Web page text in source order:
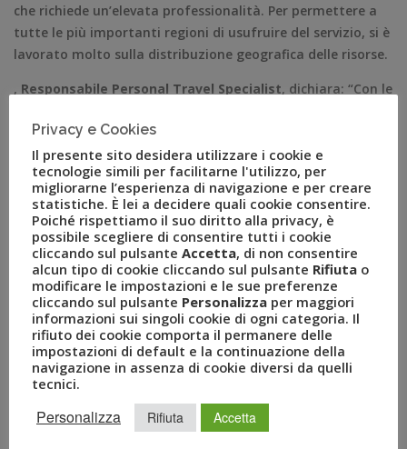
che richiede un’elevata professionalità. Per permettere a
tutte le più importanti regioni di usufruire del servizio, si è
lavorato molto sulla distribuzione geografica delle risorse.
, Responsabile Personal Travel Specialist, dichiara: “Con le
obiettivo del primo triennio di vita del progetto, e averlo
raggiunto è per tutti noi fonte di grande soddisfazione.
Durante il Biz Travel Forum di novembre festeggeremo il
risultato ottenuto, insieme ai protagonisti di questi nostri
primi anni di attività. Selezionare le figure dei Personal
Travel Specialist non è semplice ma siamo riusciti, nel
tempo, a creare un modello di selezione efficace e
soprattutto, abbiamo creato un sistema di vendita viaggi
e vacanze che riscontra notevole gradimento da parte dei
clienti. Continuiamo nel processo di selezione: l’ultimo
Recruiting Day del 2018 sarà il 13 novembre”.
Allegati
Uvet_cs_PTS_10.10 (506 kB)
Privacy e Cookies
Il presente sito desidera utilizzare i cookie e
tecnologie simili per facilitarne l'utilizzo, per
migliorarne l’esperienza di navigazione e per creare
statistiche. È lei a decidere quali cookie consentire.
Poiché rispettiamo il suo diritto alla privacy, è
possibile scegliere di consentire tutti i cookie
cliccando sul pulsante Accetta, di non consentire
alcun tipo di cookie cliccando sul pulsante Rifiuta o
modificare le impostazioni e le sue preferenze
cliccando sul pulsante Personalizza per maggiori
informazioni sui singoli cookie di ogni categoria. Il
rifiuto dei cookie comporta il permanere delle
impostazioni di default e la continuazione della
navigazione in assenza di cookie diversi da quelli
tecnici.
Personalizza Rifiuta Accetta